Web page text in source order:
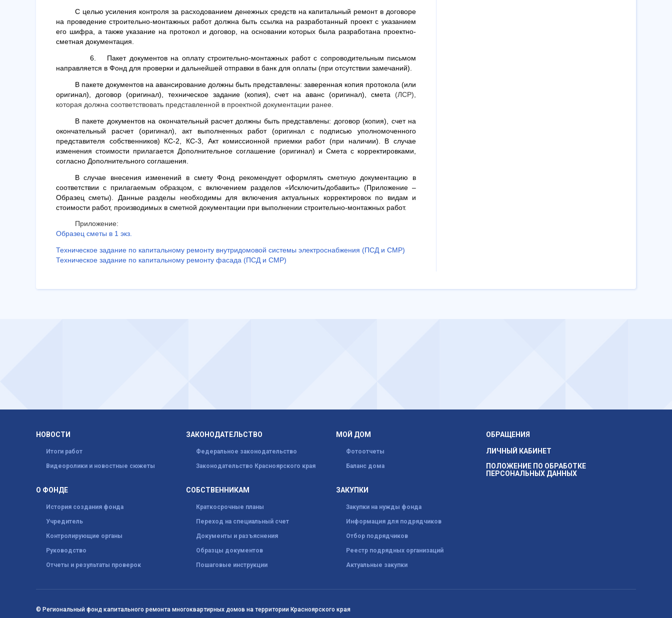
С целью усиления контроля за расходованием денежных средств на капитальный ремонт в договоре
на проведение строительно-монтажных работ должна быть ссылка на разработанный проект с указанием
его шифра, а также указание на протокол и договор, на основании которых была разработана проектно-
сметная документация.
6.
Пакет документов на оплату строительно-монтажных работ с сопроводительным письмом
направляется в Фонд для проверки и дальнейшей отправки в банк для оплаты (при отсутствии замечаний).
В пакете документов на авансирование должны быть представлены: заверенная копия протокола (или
оригинал), договор (оригинал), техническое задание (копия), счет на аванс (оригинал), смета (ЛСР),
которая должна соответствовать представленной в проектной документации ранее.
В пакете документов на окончательный расчет должны быть представлены: договор (копия), счет на
окончательный расчет (оригинал), акт выполненных работ (оригинал с подписью уполномоченного
представителя собственников) КС-2, КС-3, Акт комиссионной приемки работ (при наличии). В случае
изменения стоимости прилагается Дополнительное соглашение (оригинал) и Смета с корректировками,
согласно Дополнительного соглашения.
В случае внесения изменений в смету Фонд рекомендует оформлять сметную документацию в
соответствии с прилагаемым образцом, с включением разделов «Исключить/добавить» (Приложение –
Образец сметы). Данные разделы необходимы для включения актуальных корректировок по видам и
стоимости работ, производимых в сметной документации при выполнении строительно-монтажных работ.
Приложение:
Образец сметы в 1 экз.
Техническое задание по капитальному ремонту внутридомовой системы электроснабжения (ПСД и СМР)
Техническое задание по капитальному ремонту фасада (ПСД и СМР)
НОВОСТИ
Итоги работ
Видеоролики и новостные сюжеты
О ФОНДЕ
История создания фонда
Учредитель
Контролирующие органы
Руководство
Отчеты и результаты проверок
ЗАКОНОДАТЕЛЬСТВО
Федеральное законодательство
Законодательство Красноярского края
СОБСТВЕННИКАМ
Краткосрочные планы
Переход на специальный счет
Документы и разъяснения
Образцы документов
Пошаговые инструкции
МОЙ ДОМ
Фотоотчеты
Баланс дома
ЗАКУПКИ
Закупки на нужды фонда
Информация для подрядчиков
Отбор подрядчиков
Реестр подрядных организаций
Актуальные закупки
ОБРАЩЕНИЯ
ЛИЧНЫЙ КАБИНЕТ
ПОЛОЖЕНИЕ ПО ОБРАБОТКЕ
ПЕРСОНАЛЬНЫХ ДАННЫХ
© Региональный фонд капитального ремонта многоквартирных домов на территории Красноярского края